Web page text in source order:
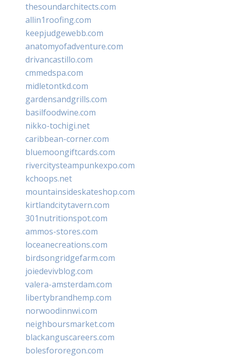
thesoundarchitects.com
allin1roofing.com
keepjudgewebb.com
anatomyofadventure.com
drivancastillo.com
cmmedspa.com
midletontkd.com
gardensandgrills.com
basilfoodwine.com
nikko-tochigi.net
caribbean-corner.com
bluemoongiftcards.com
rivercitysteampunkexpo.com
kchoops.net
mountainsideskateshop.com
kirtlandcitytavern.com
301nutritionspot.com
ammos-stores.com
loceanecreations.com
birdsongridgefarm.com
joiedevivblog.com
valera-amsterdam.com
libertybrandhemp.com
norwoodinnwi.com
neighboursmarket.com
blackanguscareers.com
bolesfororegon.com